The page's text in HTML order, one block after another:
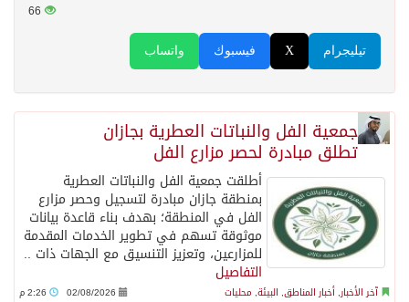
66
واتساب فيسبوك X تيليجرام
جمعية الفل والنباتات العطرية بجازان
تطلق مبادرة لحصر مزارع الفل
أطلقت جمعية الفل والنباتات العطرية
بمنطقة جازان مبادرة لتسجيل وحصر مزارع
الفل في المنطقة؛ بهدف بناء قاعدة بيانات
موثوقة تسهم في تطوير الخدمات المقدمة
للمزارعين، وتعزيز التنسيق مع الجهات ذات ..
التفاصيل
آخر الأخبار, أخبار المناطق, البيئة, محليات 02/08/2026